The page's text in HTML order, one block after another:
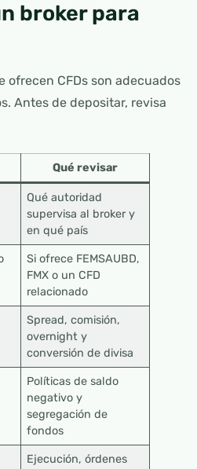
broker para
ofrecen CFDs son adecuados
Antes de depositar, revisa
Qué revisar
Qué autoridad
supervisa al broker y
en qué país
Si ofrece FEMSAUBD,
FMX o un CFD
relacionado
Spread, comisión,
overnight y
conversión de divisa
Políticas de saldo
negativo y
segregación de
fondos
Ejecución, órdenes